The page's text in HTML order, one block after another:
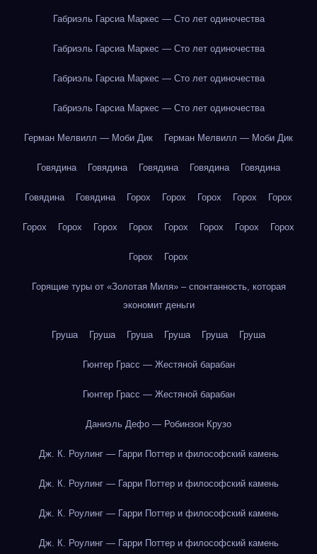
Габриэль Гарсиа Маркес — Сто лет одиночества
Габриэль Гарсиа Маркес — Сто лет одиночества
Габриэль Гарсиа Маркес — Сто лет одиночества
Габриэль Гарсиа Маркес — Сто лет одиночества
Герман Мелвилл — Моби Дик Герман Мелвилл — Моби Дик
Говядина Говядина Говядина Говядина Говядина
Говядина Говядина Горох Горох Горох Горох Горох
Горох Горох Горох Горох Горох Горох Горох Горох
Горох Горох
Горящие туры от «Золотая Миля» – спонтанность, которая
экономит деньги
Груша Груша Груша Груша Груша Груша
Гюнтер Грасс — Жестяной барабан
Гюнтер Грасс — Жестяной барабан
Даниэль Дефо — Робинзон Крузо
Дж. К. Роулинг — Гарри Поттер и философский камень
Дж. К. Роулинг — Гарри Поттер и философский камень
Дж. К. Роулинг — Гарри Поттер и философский камень
Дж. К. Роулинг — Гарри Поттер и философский камень